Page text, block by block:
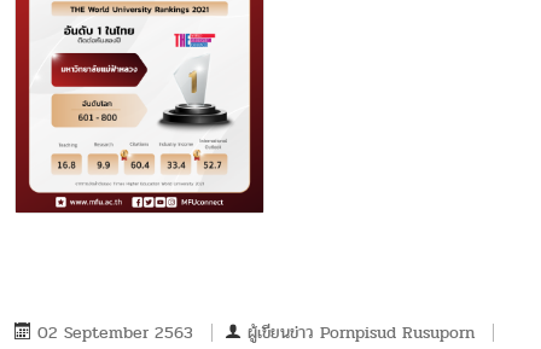
02 September 2563 ผู้เขียนข่าว Pornpisud Rusuporn